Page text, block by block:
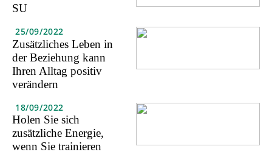
SU
25/09/2022
Zusätzliches Leben in
der Beziehung kann
Ihren Alltag positiv
verändern
18/09/2022
Holen Sie sich
zusätzliche Energie,
wenn Sie trainieren